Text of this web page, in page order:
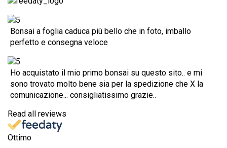
Bonsai a foglia caduca più bello che in foto, imballo
perfetto e consegna veloce
Ho acquistato il mio primo bonsai su questo sito.. e mi
sono trovato molto bene sia per la spedizione che X la
comunicazione... consigliatissimo grazie..
Read all reviews
Ottimo